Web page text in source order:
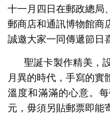
十一月四日在郵政總局
郵商店和通訊博物館商
誠邀大家一同傳遞節日
聖誕卡製作精美，
月異的時代，手寫的實
溫度和滿滿的心意。
元，毋須另貼郵票即能